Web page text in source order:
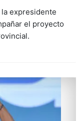
expresidente
el proyecto